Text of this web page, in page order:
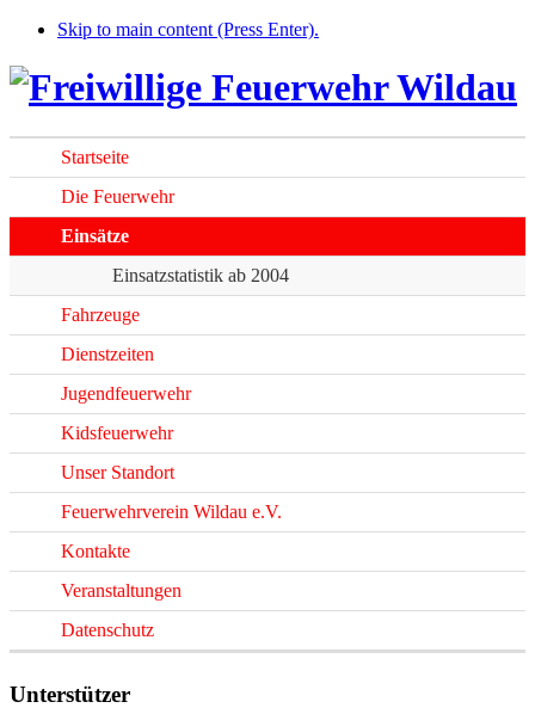
Skip to main content (Press Enter).
Startseite
Die Feuerwehr
Einsätze
Einsatzstatistik ab 2004
Fahrzeuge
Dienstzeiten
Jugendfeuerwehr
Kidsfeuerwehr
Unser Standort
Feuerwehrverein Wildau e.V.
Kontakte
Veranstaltungen
Datenschutz
Unterstützer